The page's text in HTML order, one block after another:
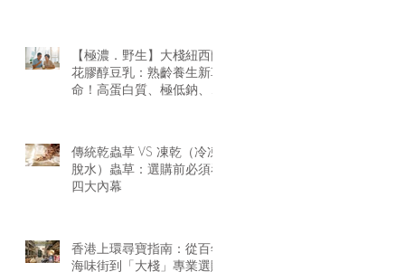
【極濃．野生】大棧紐西蘭
花膠醇豆乳：熟齡養生新革
命！高蛋白質、極低鈉、零
傳統乾蟲草 VS 凍乾（冷凍
脫水）蟲草：選購前必須看
四大內幕
香港上環尋寶指南：從百年
海味街到「大棧」專業選購